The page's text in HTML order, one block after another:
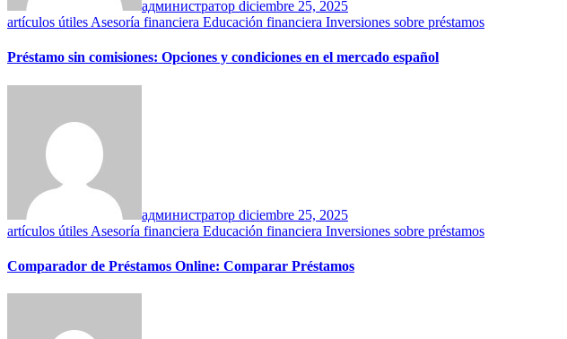
администратор diciembre 25, 2025
artículos útiles Asesoría financiera Educación financiera Inversiones sobre préstamos
Préstamo sin comisiones: Opciones y condiciones en el mercado español
администратор diciembre 25, 2025
artículos útiles Asesoría financiera Educación financiera Inversiones sobre préstamos
Comparador de Préstamos Online: Comparar Préstamos